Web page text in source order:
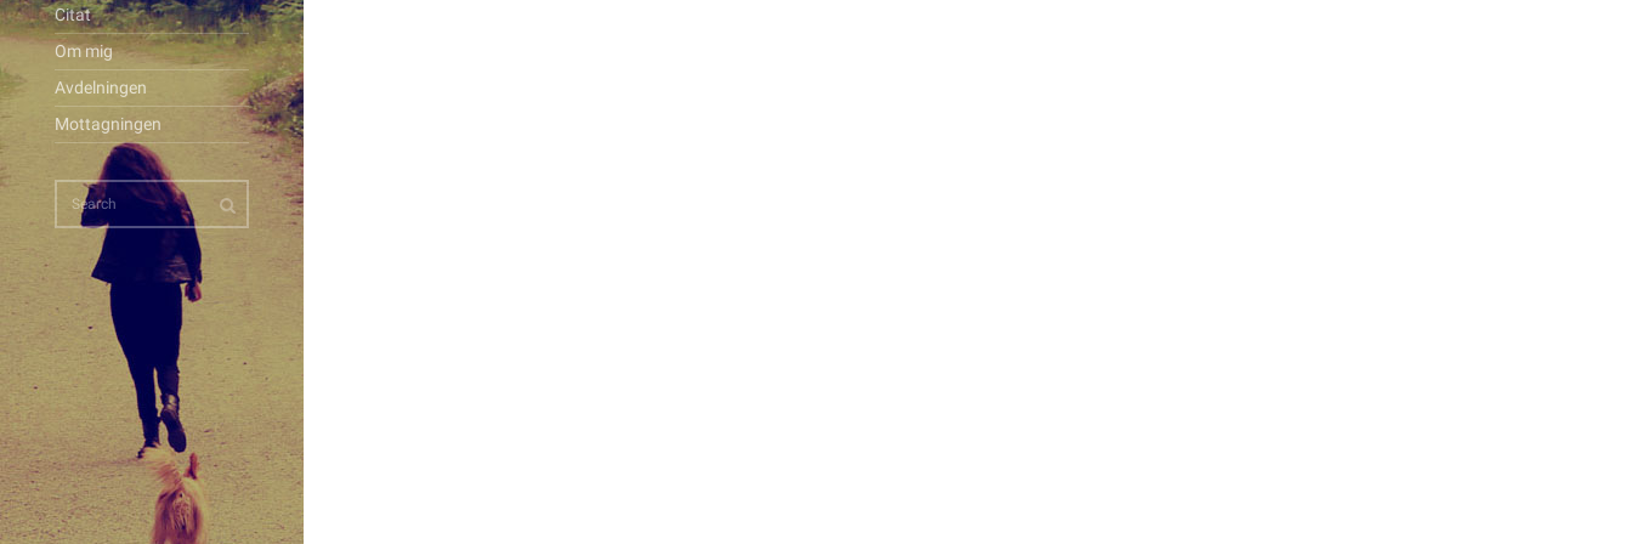
Citat
Om mig
Avdelningen
Mottagningen